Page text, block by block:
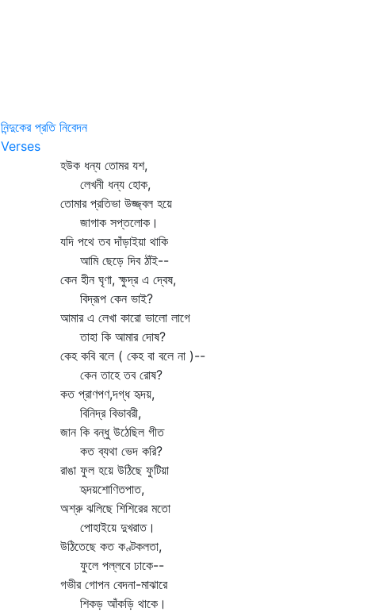
নিন্দুকের প্রতি নিবেদন
Verses
হউক ধন্য তোমর যশ,
লেখনী ধন্য হোক,
তোমার প্রতিভা উজ্জ্বল হয়ে
জাগাক সপ্তলোক।
যদি পথে তব দাঁড়াইয়া থাকি
আমি ছেড়ে দিব ঠাঁই--
কেন হীন ঘৃণা, ক্ষুদ্র এ দ্বেষ,
বিদ্রূপ কেন ভাই?
আমার এ লেখা কারো ভালো লাগে
তাহা কি আমার দোষ?
কেহ কবি বলে ( কেহ বা বলে না )--
কেন তাহে তব রোষ?
কত প্রাণপণ,দগ্ধ হৃদয়,
বিনিদ্র বিভাবরী,
জান কি বন্ধু উঠেছিল গীত
কত ব্যথা ভেদ করি?
রাঙা ফুল হয়ে উঠিছে ফুটিয়া
হৃদয়শোণিতপাত,
অশ্রু ঝলিছে শিশিরের মতো
পোহাইয়ে দুখরাত।
উঠিতেছে কত কণ্টকলতা,
ফুলে পল্লবে ঢাকে--
গভীর গোপন বেদনা-মাঝারে
শিকড় আঁকড়ি থাকে।